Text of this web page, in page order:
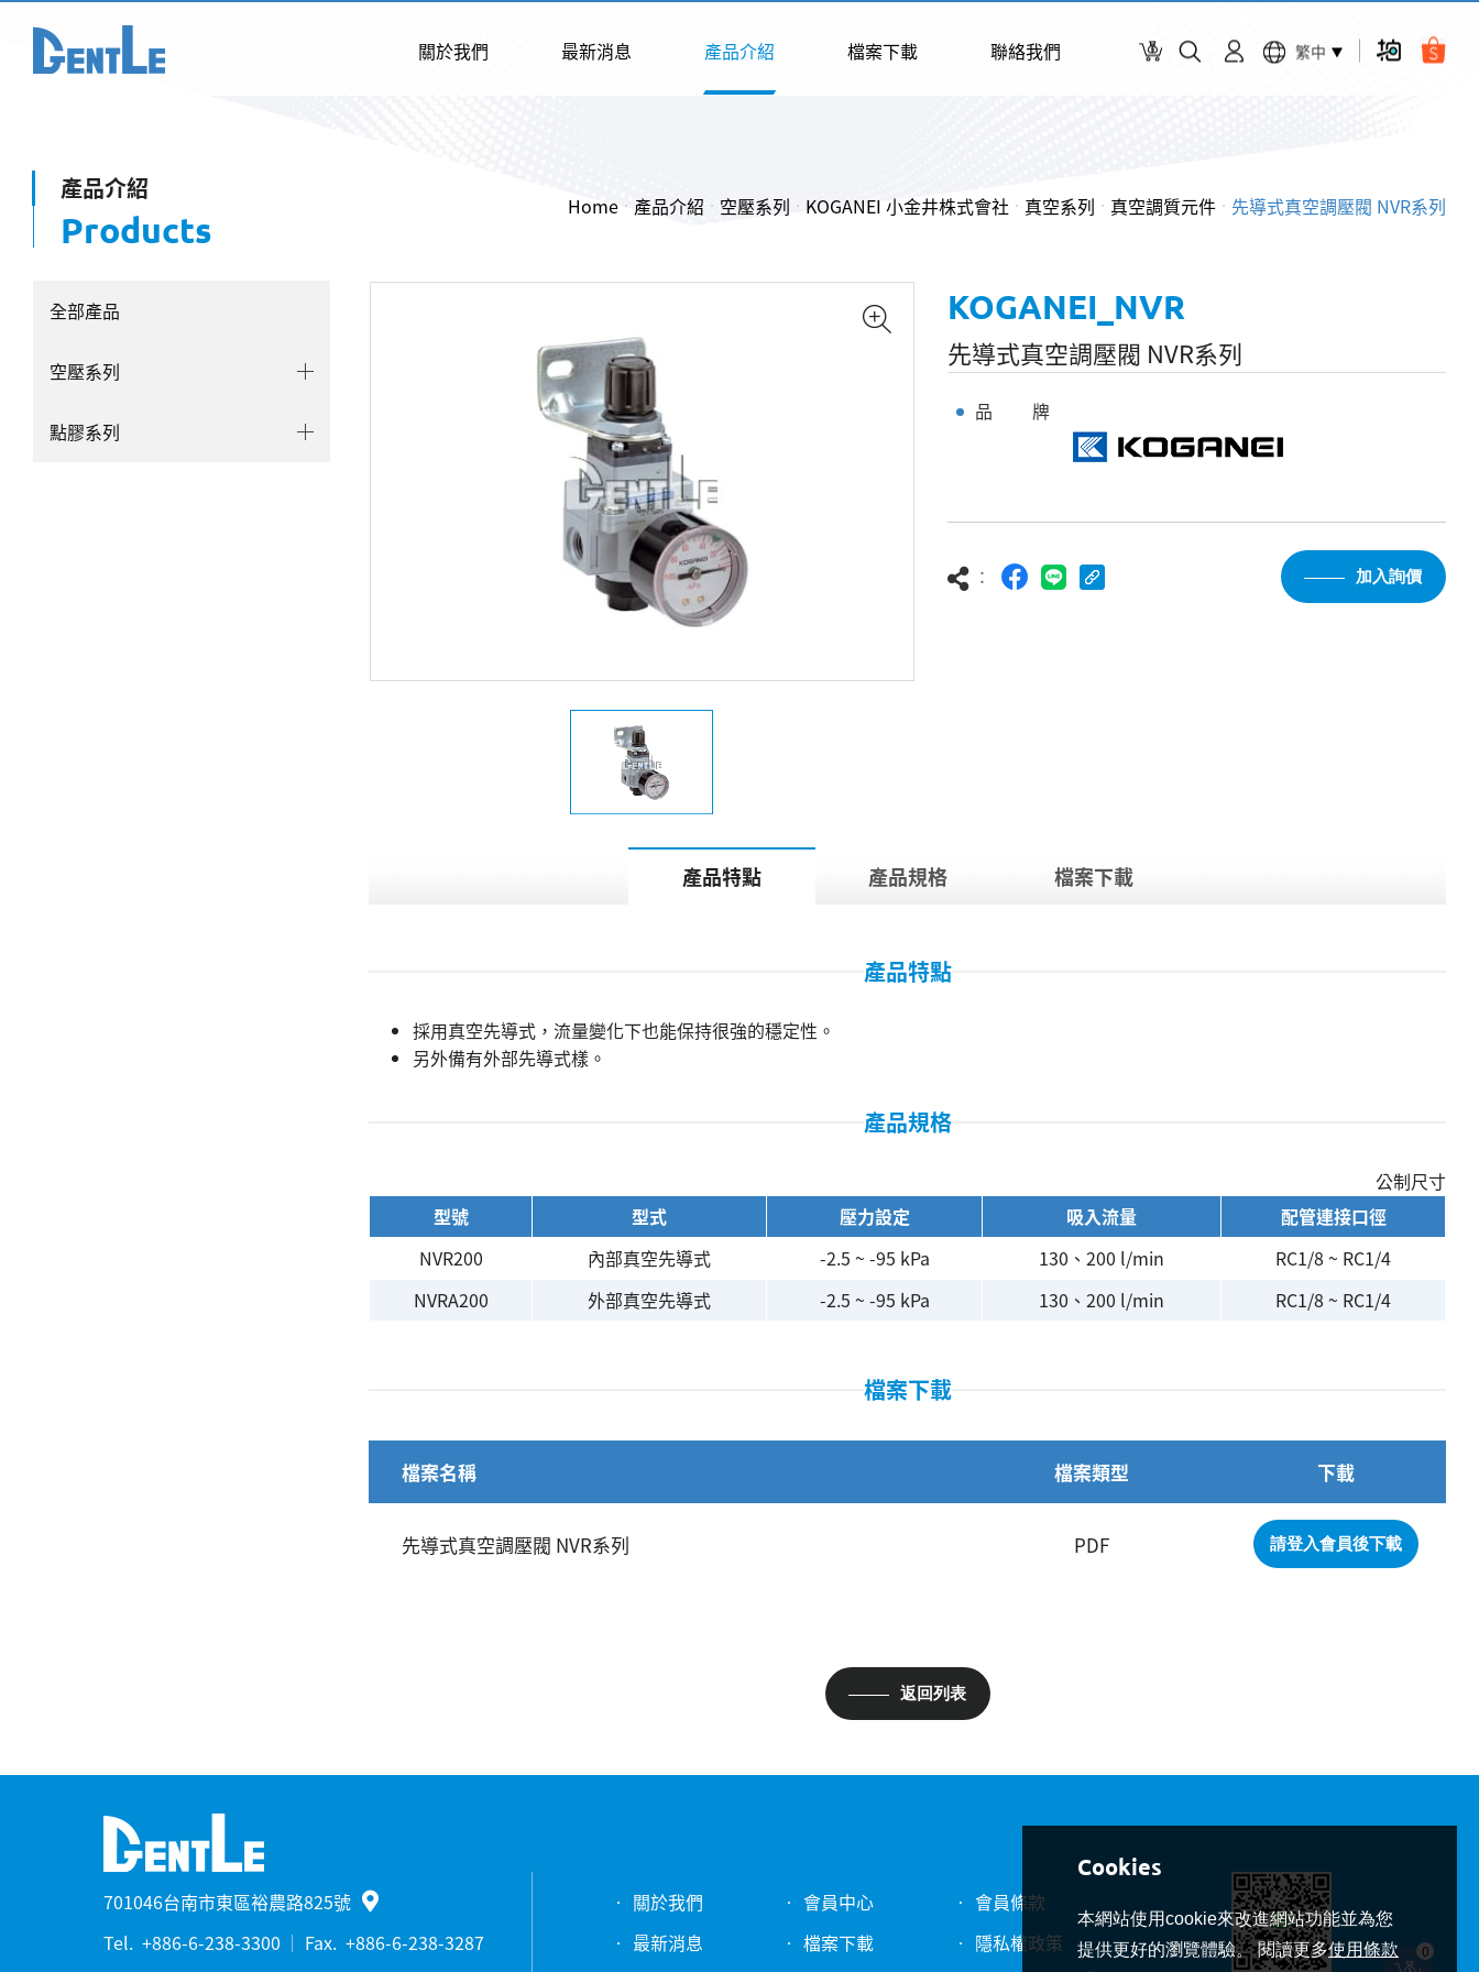
本網站使用cookie來改進網站功能並為您
提供更好的瀏覽體驗。 閱讀更多使用條款
關於我們 最新消息 產品介紹 檔案下載 聯絡我們 繁中
搜尋
Home 產品介紹 空壓系列 KOGANEI 小金井株式會社 真空系列 真空調質元件 先導式真空調壓閥 NVR系列
產品介紹
Products
全部產品
空壓系列
點膠系列
KOGANEI_NVR
先導式真空調壓閥 NVR系列
品 牌
： 加入詢價
產品特點 產品規格 檔案下載
產品特點
採用真空先導式，流量變化下也能保持很強的穩定性。
另外備有外部先導式樣。
產品規格
公制尺寸
型號
型式 壓力設定 吸入流量
配管連接口徑
NVR200
內部真空先導式 -2.5 ~ -95 kPa 130、200 l/min
RC1/8 ~ RC1/4
NVRA200
外部真空先導式 -2.5 ~ -95 kPa 130、200 l/min RC1/8 ~ RC1/4
檔案下載
檔案名稱 檔案類型 下載
先導式真空調壓閥 NVR系列 PDF 請登入會員後下載
返回列表
701046台南市東區裕農路825號
Tel. +886-6-238-3300 Fax. +886-6-238-3287
關於我們 會員中心
會員條款
最新消息
檔案下載
隱私權政策
0